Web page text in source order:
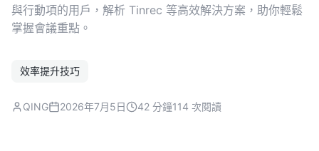
與行動項的用戶，解析 Tinrec 等高效解決方案，助你輕鬆
掌握會議重點。
效率提升技巧
QING 2026年7月5日 42 分鐘114 次閱讀